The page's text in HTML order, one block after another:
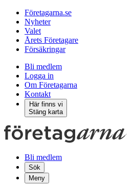
Företagarna.se
Nyheter
Valet
Årets Företagare
Försäkringar
Bli medlem
Logga in
Om Företagarna
Kontakt
Här finns vi
Stäng karta
Bli medlem
Sök
Meny